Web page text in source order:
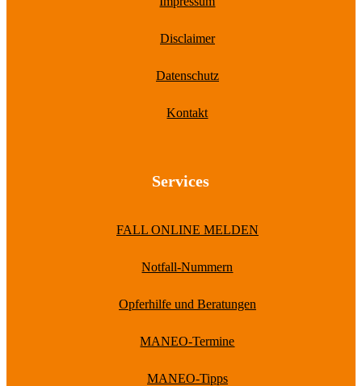
Disclaimer
Datenschutz
Kontakt
Services
FALL ONLINE MELDEN
Notfall-Nummern
Opferhilfe und Beratungen
MANEO-Termine
MANEO-Tipps